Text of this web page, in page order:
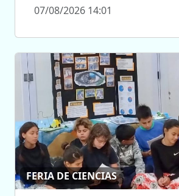
07/08/2026 14:01
FERIA DE CIENCIAS